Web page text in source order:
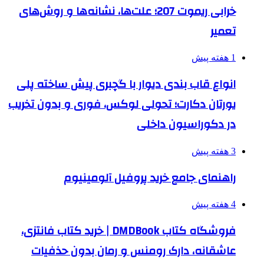
خرابی ریموت 207؛ علت‌ها، نشانه‌ها و روش‌های
تعمیر
1 هفته پیش
انواع قاب بندی دیوار با گچبری پیش ساخته پلی
یورتان دکارت؛ تحولی لوکس، فوری و بدون تخریب
در دکوراسیون داخلی
3 هفته پیش
راهنمای جامع خرید پروفیل آلومینیوم
4 هفته پیش
فروشگاه کتاب DMDBook | خرید کتاب فانتزی،
عاشقانه، دارک رومنس و رمان بدون حذفیات